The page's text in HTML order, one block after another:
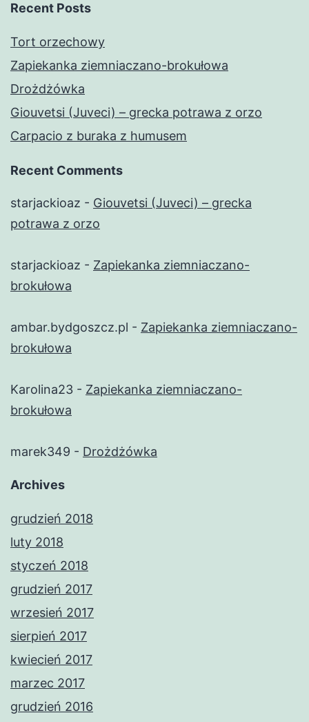
Recent Posts
Tort orzechowy
Zapiekanka ziemniaczano-brokułowa
Drożdżówka
Giouvetsi (Juveci) – grecka potrawa z orzo
Carpacio z buraka z humusem
Recent Comments
starjackioaz - Giouvetsi (Juveci) – grecka
potrawa z orzo
starjackioaz - Zapiekanka ziemniaczano-
brokułowa
ambar.bydgoszcz.pl - Zapiekanka ziemniaczano-
brokułowa
Karolina23 - Zapiekanka ziemniaczano-
brokułowa
marek349 - Drożdżówka
Archives
grudzień 2018
luty 2018
styczeń 2018
grudzień 2017
wrzesień 2017
sierpień 2017
kwiecień 2017
marzec 2017
grudzień 2016